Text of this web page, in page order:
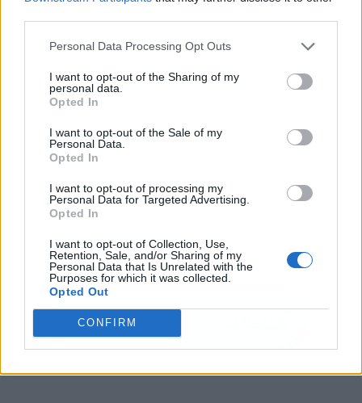
Personal Data Processing Opt Outs
I want to opt-out of the Sharing of my
personal data.
Opted In
I want to opt-out of the Sale of my
Personal Data.
Opted In
I want to opt-out of processing my
Personal Data for Targeted Advertising.
Opted In
I want to opt-out of Collection, Use,
Retention, Sale, and/or Sharing of my
Personal Data that Is Unrelated with the
Purposes for which it was collected.
Opted Out
CONFIRM